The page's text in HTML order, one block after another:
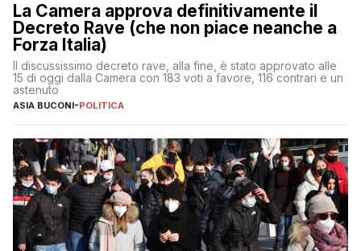
La Camera approva definitivamente il
Decreto Rave (che non piace neanche a
Forza Italia)
Il discussissimo decreto rave, alla fine, è stato approvato alle
15 di oggi dalla Camera con 183 voti a favore, 116 contrari e un
astenuto
ASIA BUCONI-POLITICA